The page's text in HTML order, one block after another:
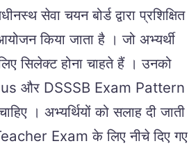
सेवा चयन बोर्ड द्वारा प्रशिक्षित
किया जाता है । जो अभ्यर्थी
सिलेक्ट होना चाहते हैं । उनको
और DSSSB Exam Pattern
। अभ्यर्थियों को सलाह दी जाती
Exam के लिए नीचे दिए गए